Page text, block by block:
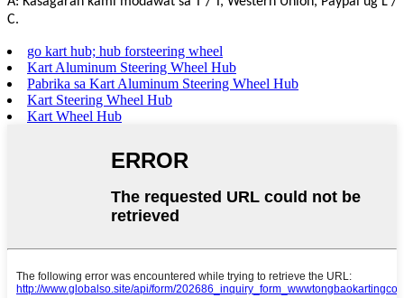
C.
go kart hub; hub forsteering wheel
Kart Aluminum Steering Wheel Hub
Pabrika sa Kart Aluminum Steering Wheel Hub
Kart Steering Wheel Hub
Kart Wheel Hub